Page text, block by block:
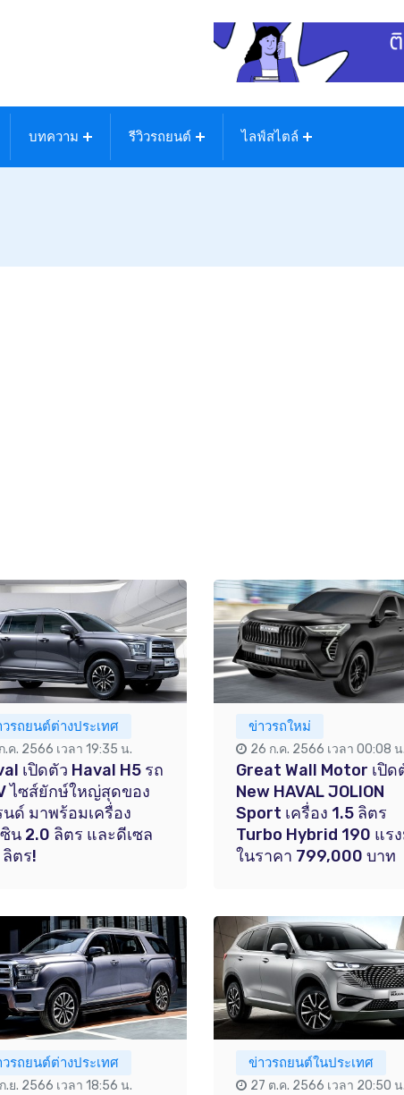
บทความ รีวิวรถยนต์ ไลฟ์สไตล์
รถยนต์ต่างประเทศ
.ค. 2566 เวลา 19:35 น.
เปิดตัว Haval H5 รถ
ไซส์ยักษ์ใหญ่สุดของ
ด์ มาพร้อมเครื่อง
น 2.0 ลิตร และดีเซล
ตร!
ข่าวรถใหม่
26 ก.ค. 2566 เวลา 00:08 น.
Great Wall Motor เปิด
New HAVAL JOLION
Sport เครื่อง 1.5 ลิตร
Turbo Hybrid 190 แร
ในราคา 799,000 บาท
รถยนต์ต่างประเทศ
.ย. 2566 เวลา 18:56 น.
ข่าวรถยนต์ในประเทศ
27 ต.ค. 2566 เวลา 20:50 น.